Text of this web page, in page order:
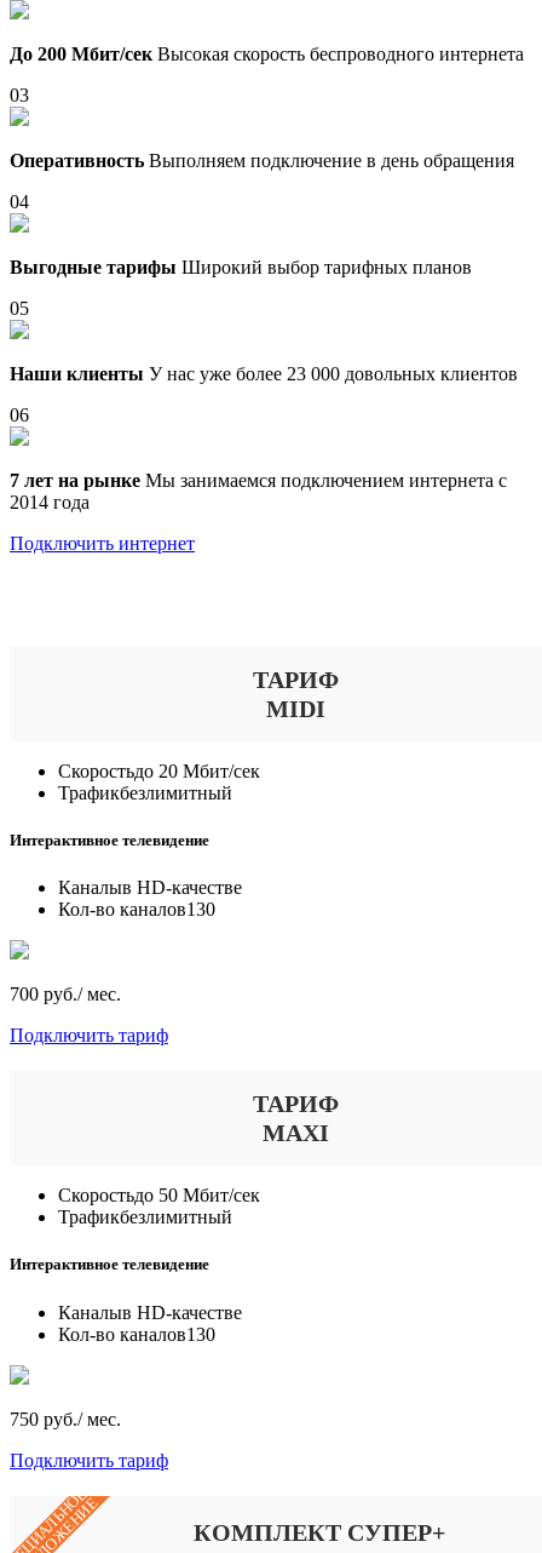
До 200 Мбит/сек Высокая скорость беспроводного интернета
03
Оперативность Выполняем подключение в день обращения
04
Выгодные тарифы Широкий выбор тарифных планов
05
Наши клиенты У нас уже более 23 000 довольных клиентов
06
7 лет на рынке Мы занимаемся подключением интернета с
2014 года
Подключить интернет
ТАРИФ
MIDI
Скоростьдо 20 Мбит/сек
Трафикбезлимитный
Интерактивное телевидение
Каналыв HD-качестве
Кол-во каналов130
700 руб./ мес.
Подключить тариф
ТАРИФ
MAXI
Скоростьдо 50 Мбит/сек
Трафикбезлимитный
Интерактивное телевидение
Каналыв HD-качестве
Кол-во каналов130
750 руб./ мес.
Подключить тариф
КОМПЛЕКТ СУПЕР+